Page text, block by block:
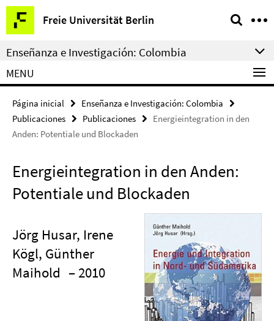
Springe
direkt
zu
Inhalt
Freie Universität Berlin
Herramientas
de
navegación
Enseñanza e Investigación: Colombia
MENU
Página inicial
Enseñanza e Investigación: Colombia
Publicaciones
Publicaciones
Energieintegration in den
Anden: Potentiale und Blockaden
Energieintegration in den Anden:
Potentiale und Blockaden
Jörg Husar, Irene
Kögl, Günther
Maihold – 2010